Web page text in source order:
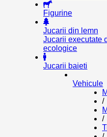
Figurine
Jucarii din lemn
Jucarii executate
ecologice
Jucarii baieti
Vehicule
/
/